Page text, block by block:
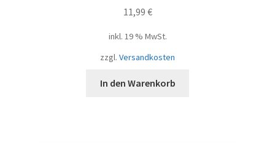
11,99 €
inkl. 19 % MwSt.
zzgl. Versandkosten
In den Warenkorb